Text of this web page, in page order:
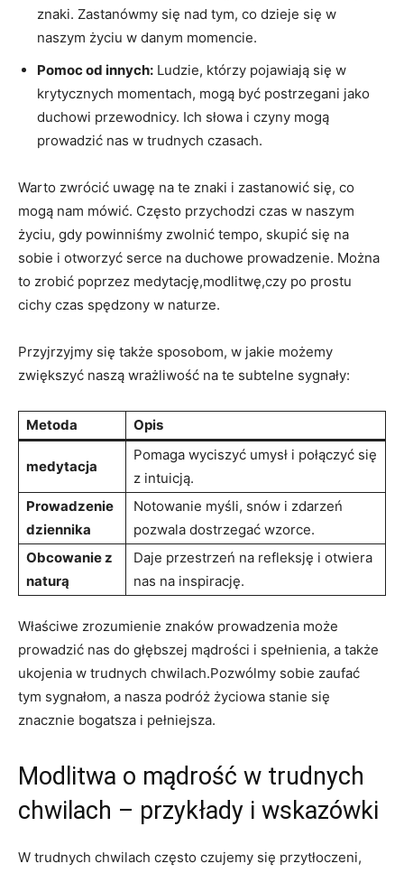
znaki. Zastanówmy ‌się nad tym, co dzieje się w
naszym życiu w danym momencie.
Pomoc od innych: Ludzie, którzy pojawiają się w
krytycznych momentach, mogą być postrzegani ⁢jako
duchowi ‍przewodnicy. Ich słowa ⁤i czyny mogą
prowadzić nas‌ w trudnych czasach.
Warto zwrócić uwagę ​na te znaki i zastanowić się, co
mogą nam mówić. Często przychodzi czas w naszym ​
życiu, gdy powinniśmy zwolnić tempo, skupić się na
sobie i ⁢otworzyć serce na‌ duchowe prowadzenie. Można
to zrobić poprzez medytację,modlitwę,czy po prostu
cichy czas spędzony ⁣w naturze.
Przyjrzyjmy się także sposobom, w jakie możemy
zwiększyć naszą wrażliwość na te subtelne sygnały:
Metoda Opis
medytacja
Pomaga wyciszyć umysł i połączyć ⁣się
z intuicją.
Prowadzenie
dziennika
Notowanie myśli, snów i zdarzeń
pozwala dostrzegać wzorce.
Obcowanie z
naturą
Daje przestrzeń na refleksję i otwiera
nas na inspirację.
Właściwe zrozumienie znaków prowadzenia może
prowadzić nas do głębszej mądrości i​ spełnienia, a także
ukojenia w⁢ trudnych chwilach.Pozwólmy sobie zaufać
tym sygnałom, a nasza podróż życiowa stanie się
znacznie bogatsza i pełniejsza.
Modlitwa o mądrość ​w trudnych
⁢chwilach – przykłady i wskazówki
W trudnych ‌chwilach‍ często czujemy się przytłoczeni,